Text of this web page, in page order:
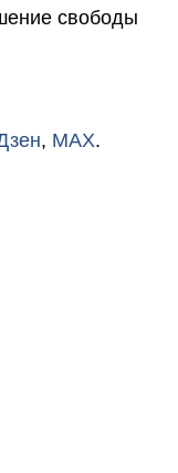
свободы
, MAX.